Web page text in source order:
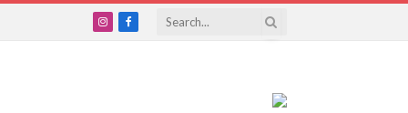
InstagramFacebook